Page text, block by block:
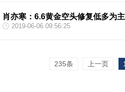
肖亦寒：6.6黄金空头修复低多为
2019-06-06 09:56:25
235条 上一页 1